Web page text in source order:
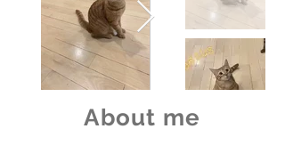
About me